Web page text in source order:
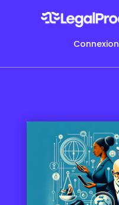
Connexion